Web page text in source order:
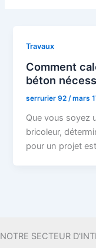
Travaux
Comment
béton
serrurier 92 /mars
Que vous soyez
bricoleur,
pour un projet
NOTRE SECTEUR